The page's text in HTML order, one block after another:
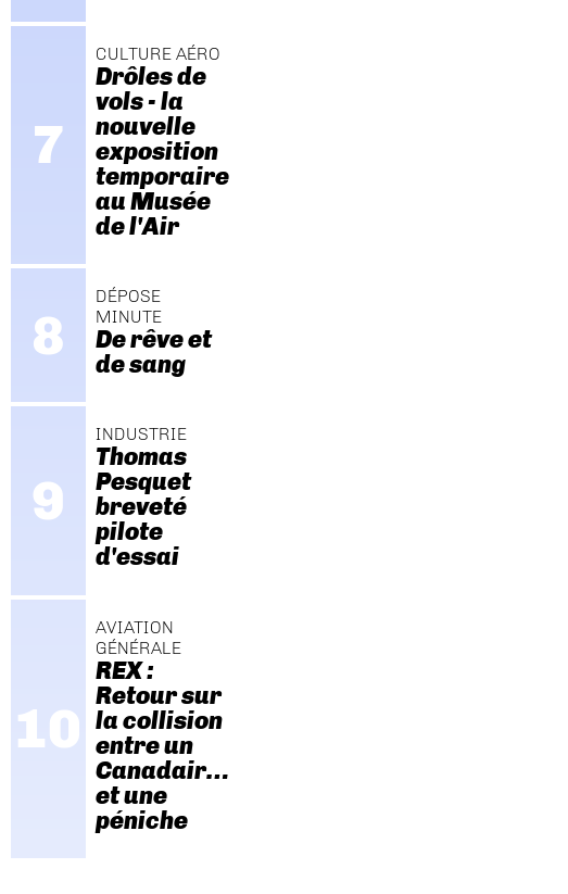
CULTURE AÉRO
Drôles de
vols - la
nouvelle
exposition
temporaire
au Musée
de l'Air
DÉPOSE
MINUTE
De rêve et
de sang
INDUSTRIE
Thomas
Pesquet
breveté
pilote
d'essai
AVIATION
GÉNÉRALE
REX :
Retour sur
la collision
entre un
Canadair…
et une
péniche